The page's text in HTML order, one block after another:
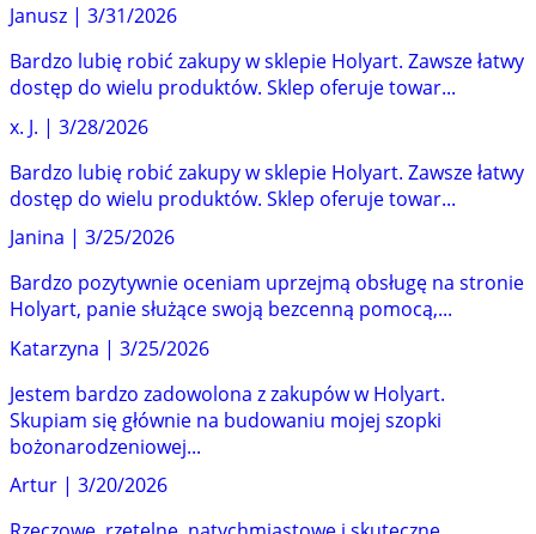
Janusz | 3/31/2026
Bardzo lubię robić zakupy w sklepie Holyart. Zawsze łatwy
dostęp do wielu produktów. Sklep oferuje towar...
x. J. | 3/28/2026
Bardzo lubię robić zakupy w sklepie Holyart. Zawsze łatwy
dostęp do wielu produktów. Sklep oferuje towar...
Janina | 3/25/2026
Bardzo pozytywnie oceniam uprzejmą obsługę na stronie
Holyart, panie służące swoją bezcenną pomocą,...
Katarzyna | 3/25/2026
Jestem bardzo zadowolona z zakupów w Holyart.
Skupiam się głównie na budowaniu mojej szopki
bożonarodzeniowej...
Artur | 3/20/2026